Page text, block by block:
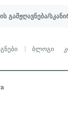
ბლოგი